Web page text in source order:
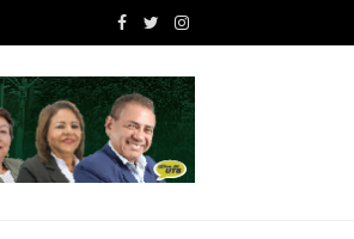
Facebook
TwitterInstagram